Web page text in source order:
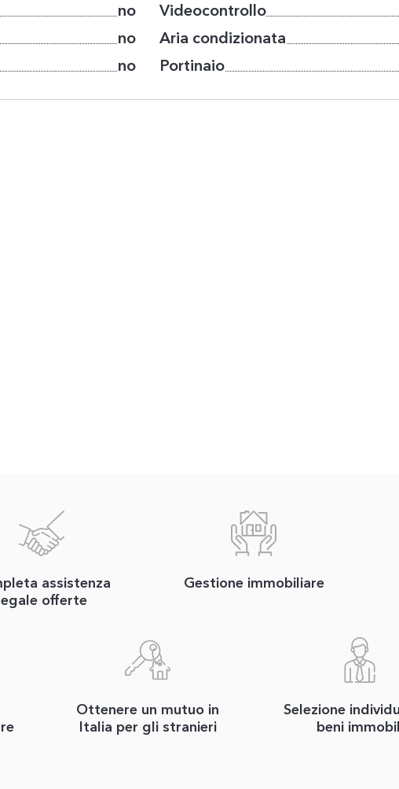
no Videocontrollo
no Aria condizionata
no Portinaio
assistenza
offerte
Gestione immobiliare
Ottenere un mutuo in
Italia per gli stranieri
Selezione
beni